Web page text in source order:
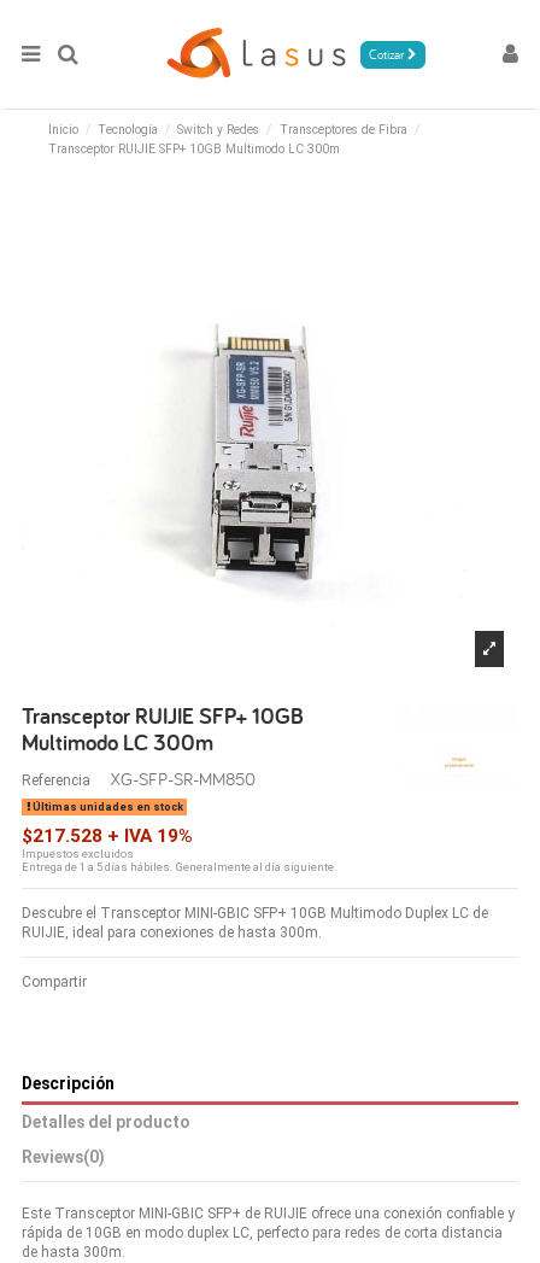
Cotizar
Inicio Tecnología Switch y Redes
Transceptores de Fibra
Transceptor RUIJIE SFP+ 10GB Multimodo LC 300m
Transceptor RUIJIE SFP+ 10GB
Multimodo LC 300m
Referencia XG-SFP-SR-MM850
Últimas unidades en stock
$217.528 + IVA 19%
Impuestos excluidos
Entrega de 1 a 5 días hábiles. Generalmente al día siguiente.
Descubre el Transceptor MINI-GBIC SFP+ 10GB Multimodo Duplex LC de
RUIJIE, ideal para conexiones de hasta 300m.
Compartir
Descripción
Detalles del producto
Reviews(0)
Este Transceptor MINI-GBIC SFP+ de RUIJIE ofrece una conexión confiable y
rápida de 10GB en modo duplex LC, perfecto para redes de corta distancia
de hasta 300m.